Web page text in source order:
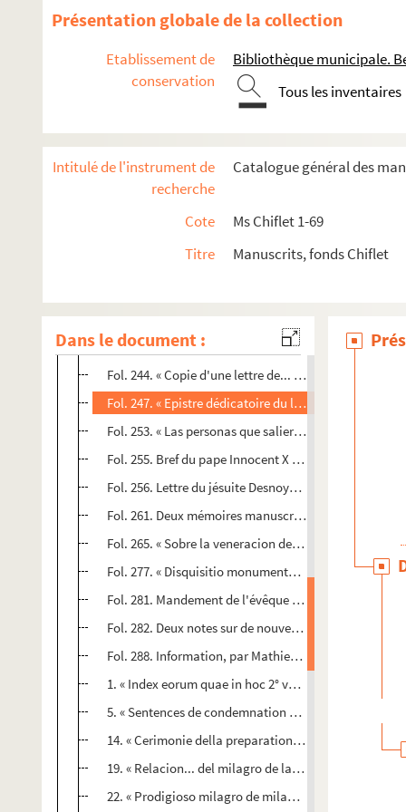
Présentation globale de la collection
Etablissement de
conservation
Bibliothèque municipale.
Tous les inventaires
Intitulé de l'instrument de
recherche
Catalogue général des
Cote
Ms Chiflet 1-69
Titre
Manuscrits, fonds Chiflet
Dans le document :
Fol. 130. « De Innocentii X... extremo morbo...
Fol. 156. « Alexandri... papae VII confirmatio...
Fol. 181. Mandement de l'archevêque de Besançon,
Fol. 191. Estampe représentant l'apparition
Fol. 192. « ... Effigies atque historia de sacra et
Fol. 208. « Theses theologicae... adversus doctrinam
Fol. 226. Avis, en langue latine, du P. Possevin
Fol. 230. « Avertimenti per i vescovi » : motifs tirés
Fol. 244. « Copie d'une lettre de... l'évesque de
Fol. 247. « Epistre dédicatoire du livre de la
Fol. 253. « Las personas que salieron en el auto
Fol. 255. Bref du pape Innocent X félicitant le prince
Fol. 256. Lettre du jésuite Desnoyers au général de
Fol. 261. Deux mémoires manuscrits, en langue
Fol. 265. « Sobre la veneracion del Padre Francisco
Fol. 277. « Disquisitio monumentorum mss. ad
Fol. 281. Mandement de l'évêque de Ruremonde sur
Fol. 282. Deux notes sur de nouveaux articles à
Fol. 288. Information, par Mathieu de Morgues, dit
1. « Index eorum quae in hoc 2° volumine de
5. « Sentences de condemnation contre deux livres
14. « Cerimonie della preparatione della messa di S.
19. « Relacion... del milagro de la sagradas formas...,
22. « Prodigioso milagro de milagros de la Madre de